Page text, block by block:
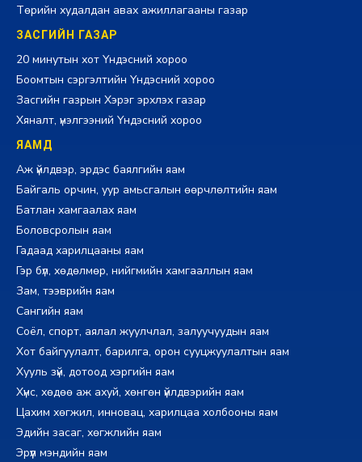
Төрийн худалдан авах ажиллагааны газар
ЗАСГИЙН ГАЗАР
20 минутын хот Үндэсний хороо
Боомтын сэргэлтийн Үндэсний хороо
Засгийн газрын Хэрэг эрхлэх газар
Хяналт, үнэлгээний Үндэсний хороо
ЯАМД
Аж үйлдвэр, эрдэс баялгийн яам
Байгаль орчин, уур амьсгалын өөрчлөлтийн яам
Батлан хамгаалах яам
Боловсролын яам
Гадаад харилцааны яам
Гэр бүл, хөдөлмөр, нийгмийн хамгааллын яам
Зам, тээврийн яам
Сангийн яам
Соёл, спорт, аялал жуулчлал, залуучуудын яам
Хот байгуулалт, барилга, орон сууцжуулалтын яам
Хууль зүй, дотоод хэргийн яам
Хүнс, хөдөө аж ахуй, хөнгөн үйлдвэрийн яам
Цахим хөгжил, инновац, харилцаа холбооны яам
Эдийн засаг, хөгжлийн яам
Эрүүл мэндийн яам